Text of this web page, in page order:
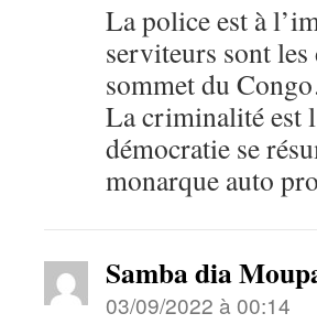
La police est à
serviteurs sont
sommet du
La criminalité est
démocratie se
monarque auto
Samba dia
03/09/2022 à 00:14